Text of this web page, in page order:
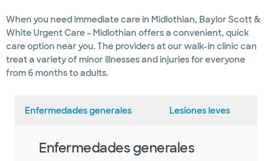
When you need immediate care in Midlothian, Baylor Scott &
White Urgent Care – Midlothian offers a convenient, quick
care option near you. The providers at our walk-in clinic can
treat a variety of minor illnesses and injuries for everyone
from 6 months to adults.
Enfermedades generales Lesiones leves
Enfermedades generales